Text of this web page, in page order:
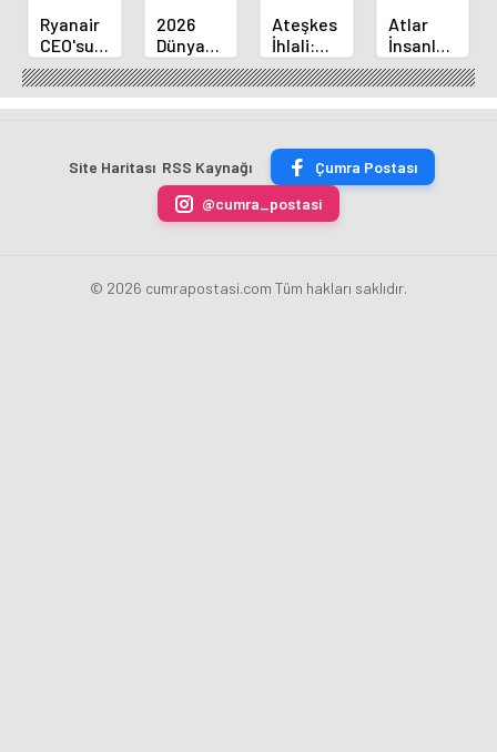
Ryanair
CEO'sundan
Elon
Musk'a
Meydan
2026
Dünya
Kupası
Biletlerine
Rekor
Ateşkes
İhlali:
İsrail
Gazze'yi
Bombalamaya
Ediyor
Atlar
İnsanların
Korkusunu
Mu
Hissediyor?
Araştırma
Site Haritası RSS Kaynağı
Çumra Postası
@cumra_postasi
© 2026 cumrapostasi.com Tüm hakları saklıdır.